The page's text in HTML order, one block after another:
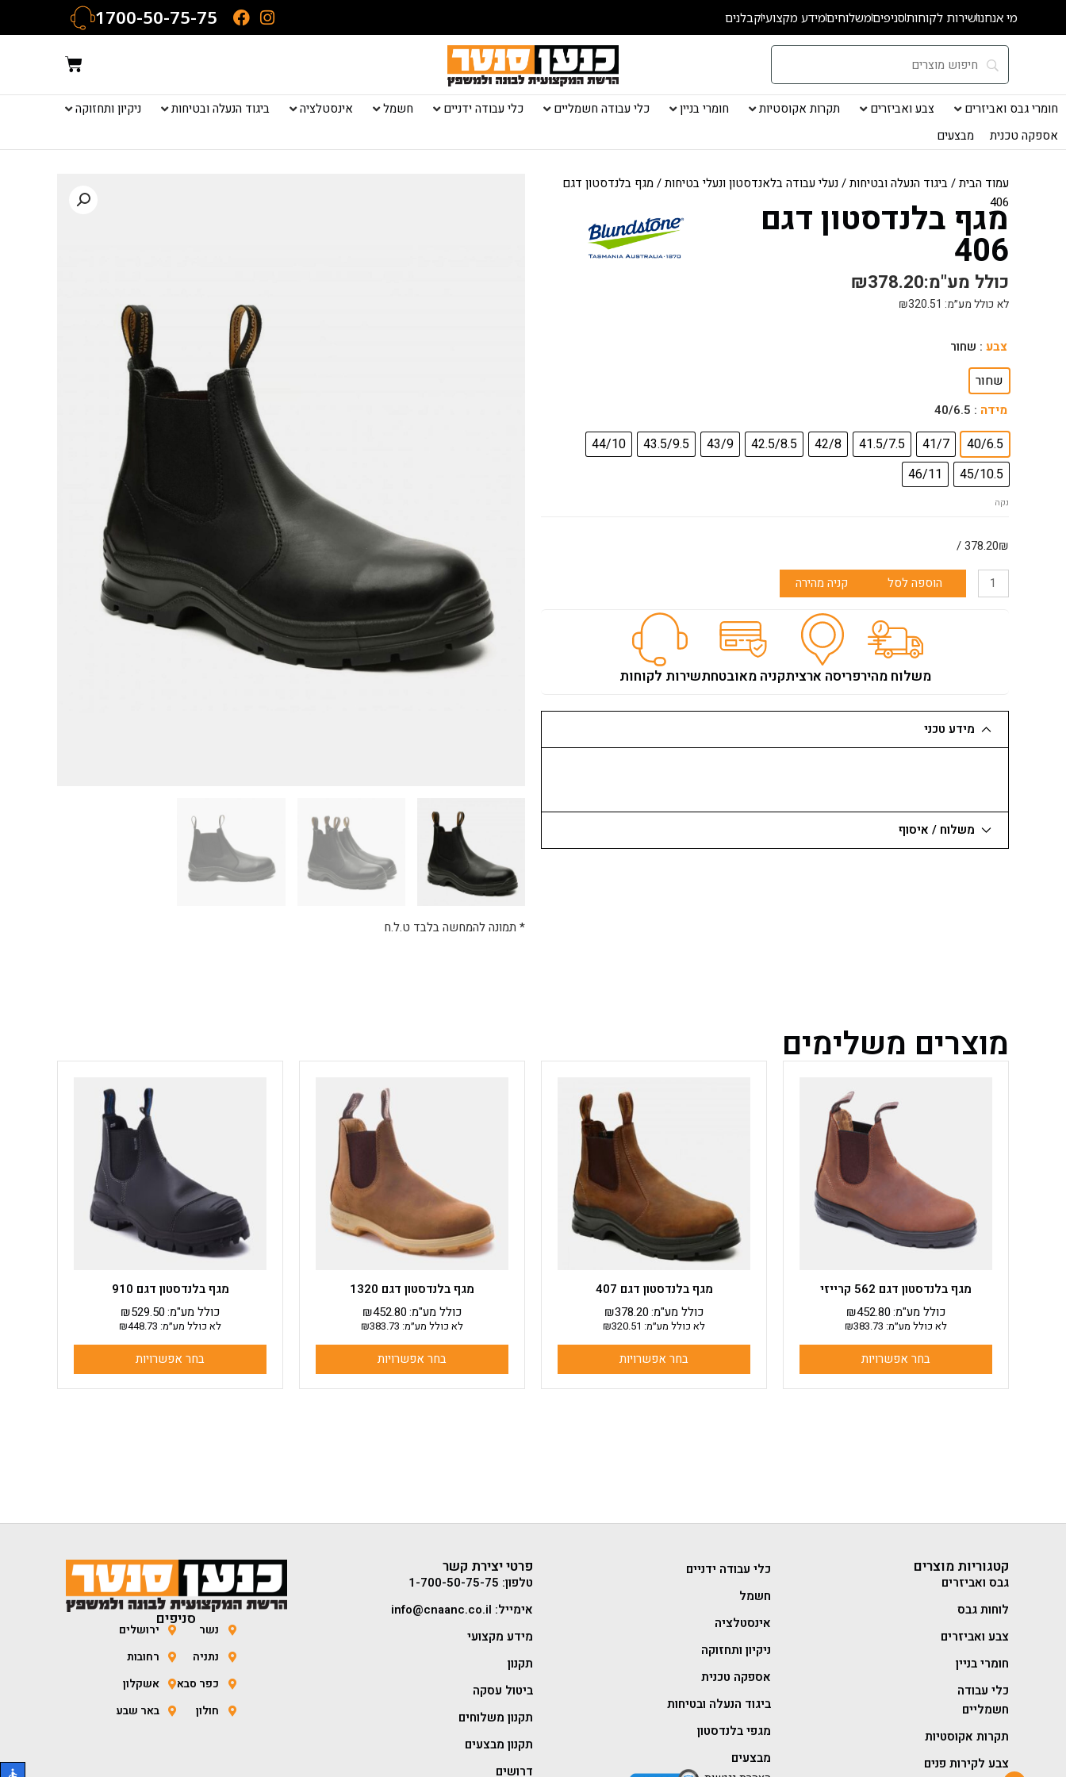
מי אנחנושירות לקוחותסניפיםמשלוחיםמידע מקצועיקבלנים 1700-50-75-75
עגלת
קניות
חומרי גבס ואביזרים צבע ואביזרים תקרות אקוסטיות חומרי בניין כלי עבודה חשמליים כלי עבודה ידניים חשמל אינסטלציה ביגוד הנעלה ובטיחות
ניקיון ותחזוקה
אספקה טכנית
מבצעים
עמוד הבית/ביגוד הנעלה ובטיחות/נעלי עבודה בלאנדסטון ונעלי בטיחות/ מגף בלנדסטון דגם
406
מגף בלנדסטון דגם
406
₪378.20כולל מע"מ:
לא כולל מע״מ: ₪320.51
צבע : שחור
שחור
מידה : 40/6.5
40/6.5
41/7
41.5/7.5
42/8
42.5/8.5
43/9
43.5/9.5
44/10
45/10.5
46/11
נקה
378.20₪ /
כמות
מגף
בלנדסטון
דגם
406
הוספה לסל קניה מהירה
משלוח מהירפריסה ארציתקניה מאובטחתשירות לקוחות
מידע טכני
משלוח / איסוף
* תמונה להמחשה בלבד ט.ל.ח
מוצרים משלימים
מגף בלנדסטון דגם 562 קרייזי
₪452.80כולל מע"מ:
לא כולל מע״מ: ₪383.73
בחר אפשרויות
יש
מספר
סוגים.
ניתן
האפשרויות
בעמוד
מגף בלנדסטון דגם 407
₪378.20כולל מע"מ:
לא כולל מע״מ: ₪320.51
בחר אפשרויות
מספר
סוגים.
ניתן
לבחור
את
האפשרויות
בעמוד
המוצר
מגף בלנדסטון דגם 1320
₪452.80כולל מע"מ:
לא כולל מע״מ: ₪383.73
בחר אפשרויות
מספר
סוגים.
ניתן
האפשרויות
בעמוד
המוצר
מגף בלנדסטון דגם 910
₪529.50כולל מע"מ:
לא כולל מע״מ: ₪448.73
בחר אפשרויות
מספר
סוגים.
ניתן
את
האפשרויות
בעמוד
קטגוריות מוצרים
גבס ואביזרים
לוחות גבס
צבע ואביזרים
חומרי בניין
כלי עבודה
חשמליים
תקרות אקוסטיות
צבע לקירות פנים
כלי עבודה ידניים
חשמל
אינסטלציה
ניקיון ותחזוקה
אספקה טכנית
ביגוד הנעלה ובטיחות
מגפי בלנדסטון
מבצעים
פרטי יצירת קשר
טלפון: 1-700-50-75-75
אימייל: info@cnaanc.co.il
מידע מקצועי
תקנון
ביטול עסקה
תקנון משלוחים
תקנון מבצעים
דרושים
סניפים
נשר
נתניה
כפר סבא
חולון
ירושלים
רחובות
אשקלון
באר שבע